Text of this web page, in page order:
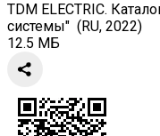
TDM ELECTRIC.
системы" (RU, 2022)
12.5 МБ